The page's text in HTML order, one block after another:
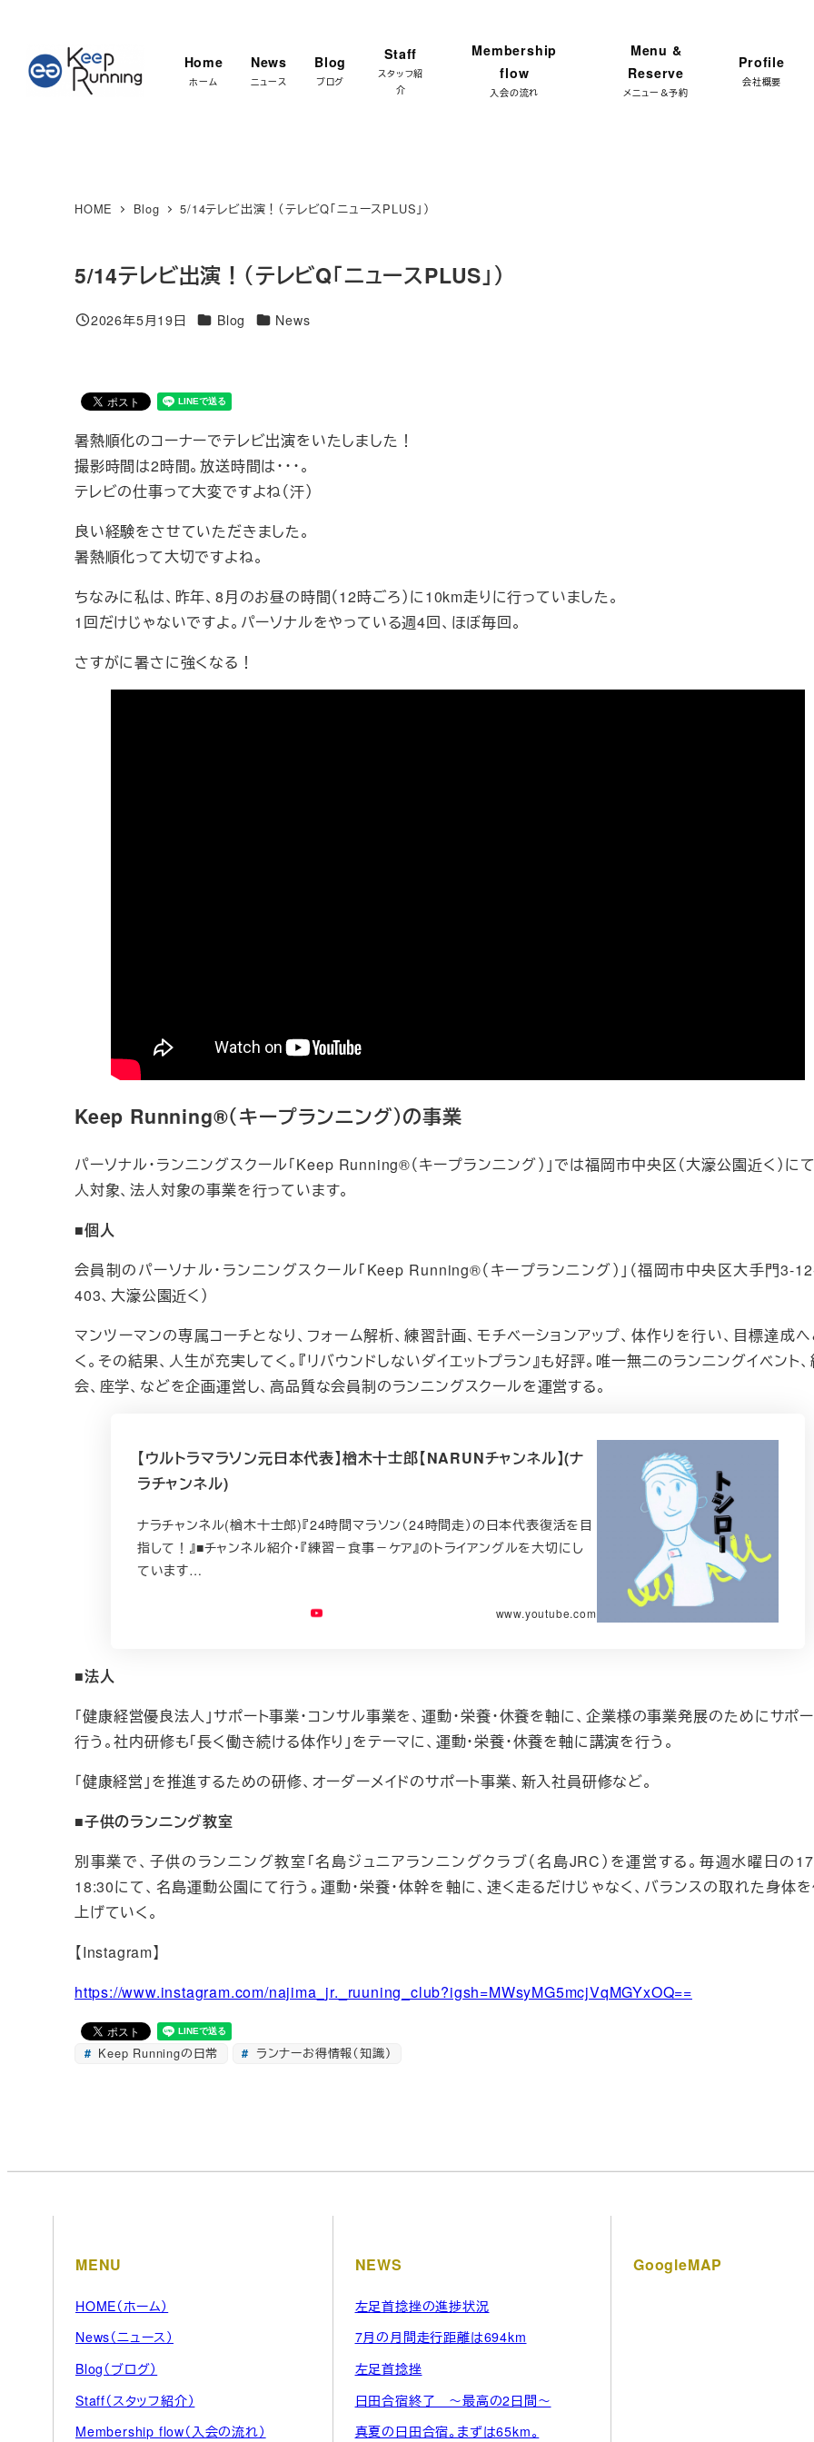
Home
ホーム
News
ニュース
Blog
ブログ
Staff
スタッフ紹
介
Membership
flow
入会の流れ
Menu &
Reserve
メニュー＆予約
Profile
会社概要
HOME Blog 5/14テレビ出演！（テレビQ「ニュースPLUS」）
5/14テレビ出演！（テレビQ「ニュースPLUS」）
投稿日
2026年5月19日 カテゴリー
Blog カテゴリー
News
暑熱順化のコーナーでテレビ出演をいたしました！
撮影時間は2時間。放送時間は・・・。
テレビの仕事って大変ですよね（汗）
良い経験をさせていただきました。
暑熱順化って大切ですよね。
ちなみに私は、昨年、8月のお昼の時間（12時ごろ）に10km走りに行っていました。
1回だけじゃないですよ。パーソナルをやっている週4回、ほぼ毎回。
さすがに暑さに強くなる！
Keep Running®（キープランニング）の事業
パーソナル・ランニングスクール「Keep Running®（キープランニング）」では福岡市中央区（大濠公園近く）に
人対象、法人対象の事業を行っています。
■個人
会員制のパーソナル・ランニングスクール「Keep Running®（キープランニング）」（福岡市中央区大手門3-
403、大濠公園近く）
マンツーマンの専属コーチとなり、フォーム解析、練習計画、モチベーションアップ、体作りを行い、目標達成
く。その結果、人生が充実してく。『リバウンドしないダイエットプラン』も好評。唯一無二のランニングイベント
会、座学、などを企画運営し、高品質な会員制のランニングスクールを運営する。
【ウルトラマラソン元日本代表】楢木十士郎【NARUNチャンネル】(ナ
ラチャンネル)
ナラチャンネル(楢木十士郎)『24時間マラソン（24時間走）の日本代表復活を目
指して！』■チャンネル紹介・『練習－食事－ケア』のトライアングルを大切にし
ています…
www.youtube.com
■法人
「健康経営優良法人」サポート事業・コンサル事業を、運動・栄養・休養を軸に、企業様の事業発展のためにサポ
行う。社内研修も「長く働き続ける体作り」をテーマに、運動・栄養・休養を軸に講演を行う。
「健康経営」を推進するための研修、オーダーメイドのサポート事業、新入社員研修など。
■子供のランニング教室
別事業で、子供のランニング教室「名島ジュニアランニングクラブ（名島JRC）を運営する。毎週水曜日の
18:30にて、名島運動公園にて行う。運動・栄養・体幹を軸に、速く走るだけじゃなく、バランスの取れた身体
上げていく。
【Instagram】
https://www.instagram.com/najima_jr._ruuning_club?igsh=MWsyMG5mcjVqMGYxOQ==
Keep Runningの日常 ランナーお得情報（知識）
MENU
HOME（ホーム）
News（ニュース）
Blog（ブログ）
Staff（スタッフ紹介）
Membership flow（入会の流れ）
NEWS
左足首捻挫の進捗状況
7月の月間走行距離は694km
左足首捻挫
日田合宿終了 ～最高の2日間～
真夏の日田合宿。まずは65km。
GoogleMAP